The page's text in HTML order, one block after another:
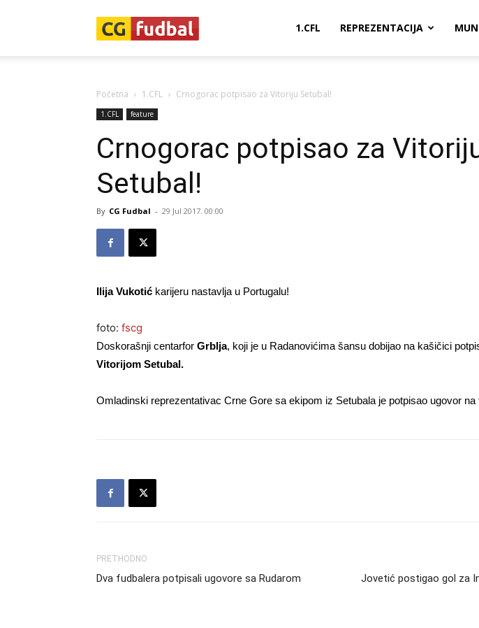
1.CFL REPREZENTACIJA
Početna 1.CFL Crnogorac potpisao za Vitoriju Setubal!
1.CFL feature
Crnogorac potpisao za
Setubal!
By CG Fudbal - 29 Jul 2017. 00:00
Ilija Vukotić karijeru nastavlja u Portugalu!
foto: fscg
Doskorašnji centarfor Grblja, koji je u Radanovićima šansu dobijao na kašičici
Vitorijom Setubal.
Omladinski reprezentativac Crne Gore sa ekipom iz Setubala je potpisao ugovor na
PRETHODNO
Dva fudbalera potpisali ugovore sa Rudarom
Jovetić postigao gol za